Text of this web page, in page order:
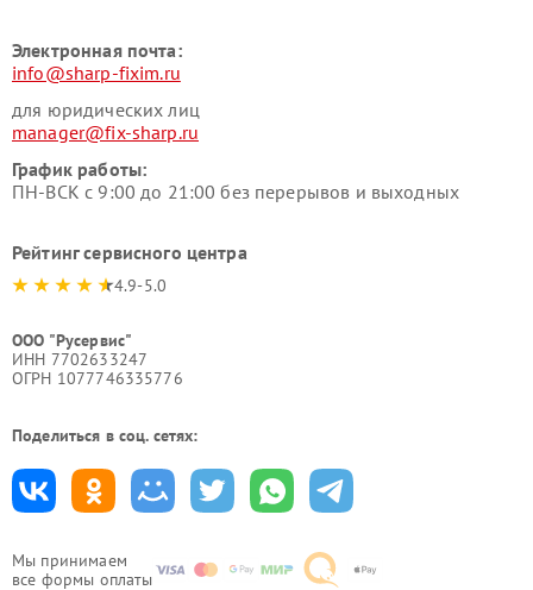
Мы принимаем
все формы оплаты
Электронная почта:
info@sharp-fixim.ru
для юридических лиц
manager@fix-sharp.ru
График работы:
ПН-ВСК с 9:00 до 21:00 без перерывов и выходных
Рейтинг сервисного центра
4.9-5.0
ООО "Русервис"
ИНН 7702633247
ОГРН 1077746335776
Поделиться в соц. сетях: